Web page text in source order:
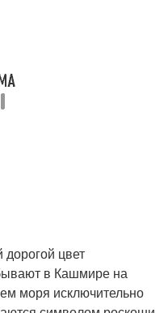
цвет
в Кашмире на
моря исключительно